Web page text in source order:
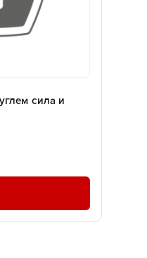
сила и